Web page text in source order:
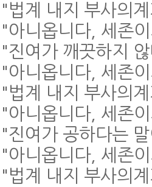
" 법계 내지 부사의
"아니옵니다, 세존
"진여가 깨끗하지
"아니옵니다, 세존
" 법계 내지 부사의
"아니옵니다, 세존
"진여가 공하다는
"아니옵니다, 세존
" 법계 내지 부사의